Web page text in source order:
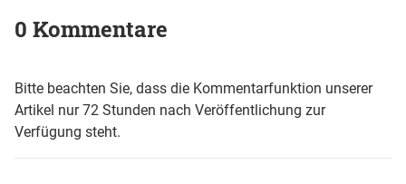
0 Kommentare
Bitte beachten Sie, dass die Kommentarfunktion unserer
Artikel nur 72 Stunden nach Veröffentlichung zur
Verfügung steht.